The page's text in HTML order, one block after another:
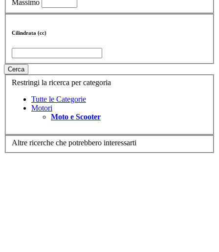
Massimo
Cilindrata (cc)
Cerca
Restringi la ricerca per categoria
Tutte le Categorie
Motori
Moto e Scooter
Altre ricerche che potrebbero interessarti